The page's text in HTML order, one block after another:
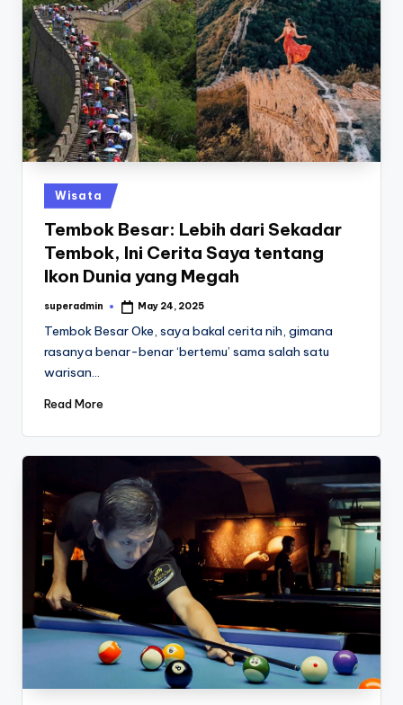
Posted
in
Wisata
Tembok Besar: Lebih dari Sekadar
Tembok, Ini Cerita Saya tentang
Ikon Dunia yang Megah
Posted
superadmin May 24, 2025
Tembok Besar Oke, saya bakal cerita nih, gimana
rasanya benar-benar ‘bertemu’ sama salah satu
warisan…
Read More